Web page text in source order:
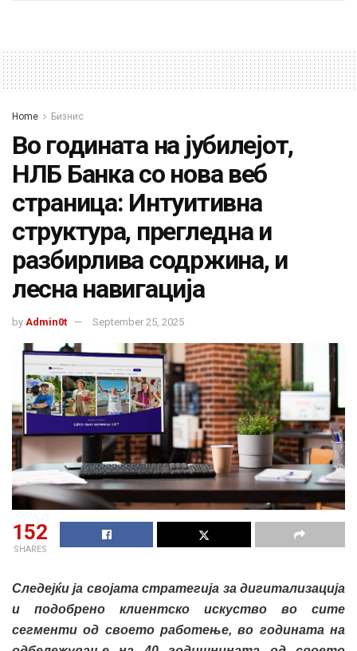
Home Бизнис
Во годината на јубилејот,
НЛБ Банка со нова веб
страница: Интуитивна
структура, прегледна и
разбирлива содржина, и
лесна навигација
by Admin0t September 25, 2025
152
SHARES
Следејќи ја својата стратегија за дигитализација
и подобрено клиентско искуство во сите
сегменти од своето работење, во годината на